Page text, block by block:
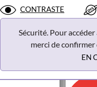
CONTRASTE
Sécurité. Pour
merci de
EN
Panneau de gestion des